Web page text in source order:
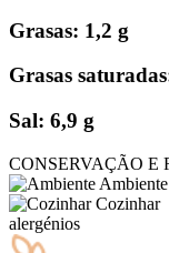
Grasas: 1,2 g
Grasas
Sal: 6,9 g
CONSERVAÇÃO E
Ambiente
Cozinhar
alergénios